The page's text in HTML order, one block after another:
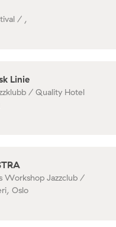
/ ,
Linie
/ Quality Hotel
Workshop Jazzclub /
Oslo